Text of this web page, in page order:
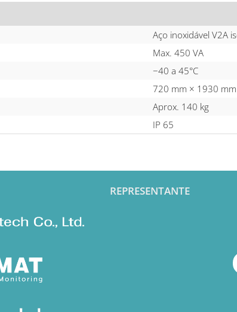
Aço inoxidável V2A
Max. 450 VA
−40 a 45°C
720 mm × 1930
Aprox. 140 kg
IP 65
REPRESENTANTE